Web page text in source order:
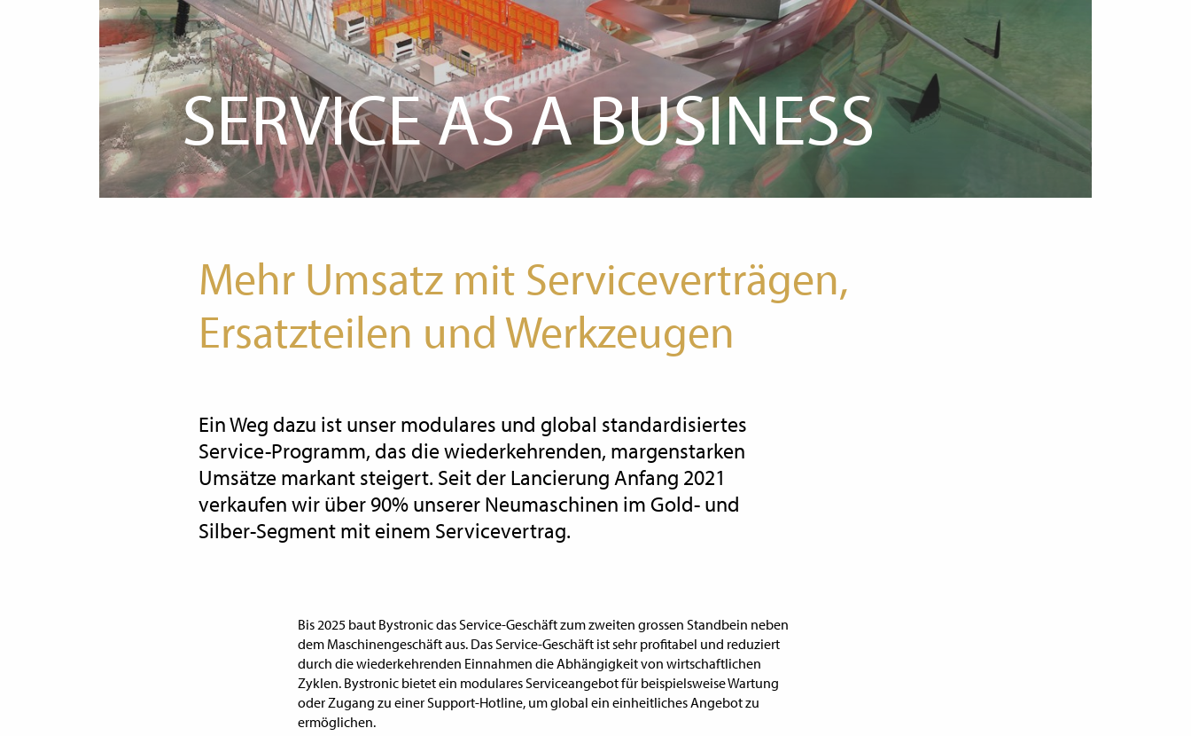
SERVICE AS A BUSINESS
Mehr Umsatz mit Serviceverträgen,
Ersatzteilen und Werkzeugen
Ein Weg dazu ist unser modulares und global standardisiertes
Service-Programm, das die wiederkehrenden, margenstarken
Umsätze markant steigert. Seit der Lancierung Anfang 2021
verkaufen wir über 90% unserer Neumaschinen im Gold- und
Silber-Segment mit einem Servicevertrag.
Bis 2025 baut Bystronic das Service-Geschäft zum zweiten grossen Standbein neben
dem Maschinengeschäft aus. Das Service-Geschäft ist sehr profitabel und reduziert
durch die wiederkehrenden Einnahmen die Abhängigkeit von wirtschaftlichen
Zyklen. Bystronic bietet ein modulares Serviceangebot für beispielsweise Wartung
oder Zugang zu einer Support-Hotline, um global ein einheitliches Angebot zu
ermöglichen.